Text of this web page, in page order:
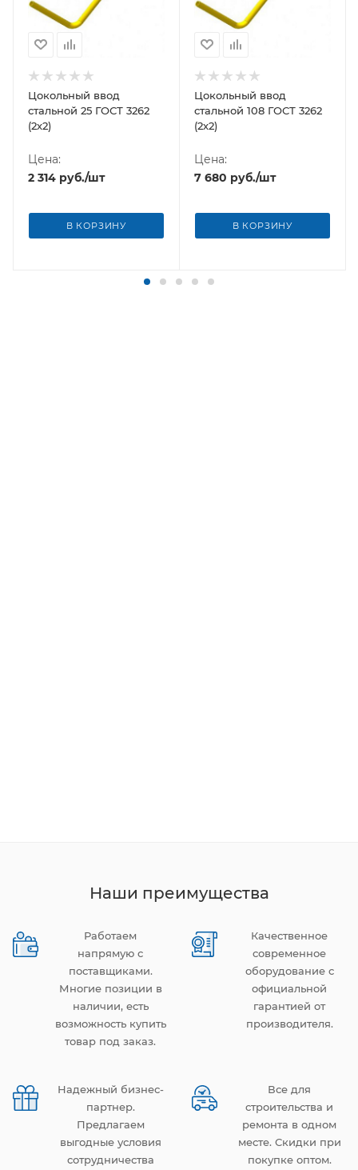
Цокольный ввод
стальной 25 ГОСТ 3262
(2х2)
Цена:
2 314 руб./шт
В КОРЗИНУ
Цокольный ввод
стальной 108 ГОСТ 3262
(2х2)
Цена:
7 680 руб./шт
В КОРЗИНУ
Наши преимущества
Работаем
напрямую с
поставщиками.
Многие позиции в
наличии, есть
возможность купить
товар под заказ.
Качественное
современное
оборудование с
официальной
гарантией от
производителя.
Надежный бизнес-
партнер.
Предлагаем
выгодные условия
сотрудничества
Все для
строительства и
ремонта в одном
месте. Скидки при
покупке оптом.